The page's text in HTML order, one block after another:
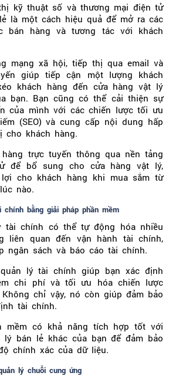
kỹ thuật số và thương mại điện tử
là một cách hiệu quả để mở ra các
bán hàng và tương tác với khách
mạng xã hội, tiếp thị qua email và
giúp tiếp cận một lượng khách
khách hàng đến cửa hàng vật lý
bạn. Bạn cũng có thể cải thiện sự
của mình với các chiến lược tối ưu
(SEO) và cung cấp nội dung hấp
cho khách hàng.
trực tuyến thông qua nền tảng
để bổ sung cho cửa hàng vật lý,
cho khách hàng khi mua sắm từ
nào.
bằng giải pháp phần mềm
tài chính có thể tự động hóa nhiều
liên quan đến vận hành tài chính,
ngân sách và báo cáo tài chính.
lý tài chính giúp bạn xác định
chi phí và tối ưu hóa chiến lược
chỉ vậy, nó còn giúp đảm bảo
tài chính.
mềm có khả năng tích hợp tốt với
lý bán lẻ khác của bạn để đảm bảo
chính xác của dữ liệu.
lý chuỗi cung ứng